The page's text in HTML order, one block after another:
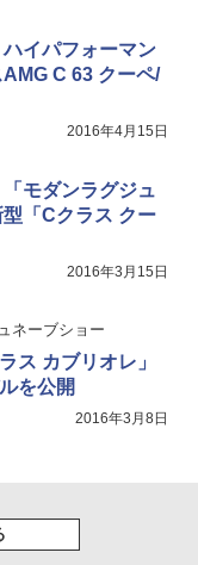
イパフォーマン
C 63 クーペ/
2016年4月15日
モダンラグジュ
「Cクラス クー
2016年3月15日
ネーブショー
ス カブリオレ」
を公開
2016年3月8日